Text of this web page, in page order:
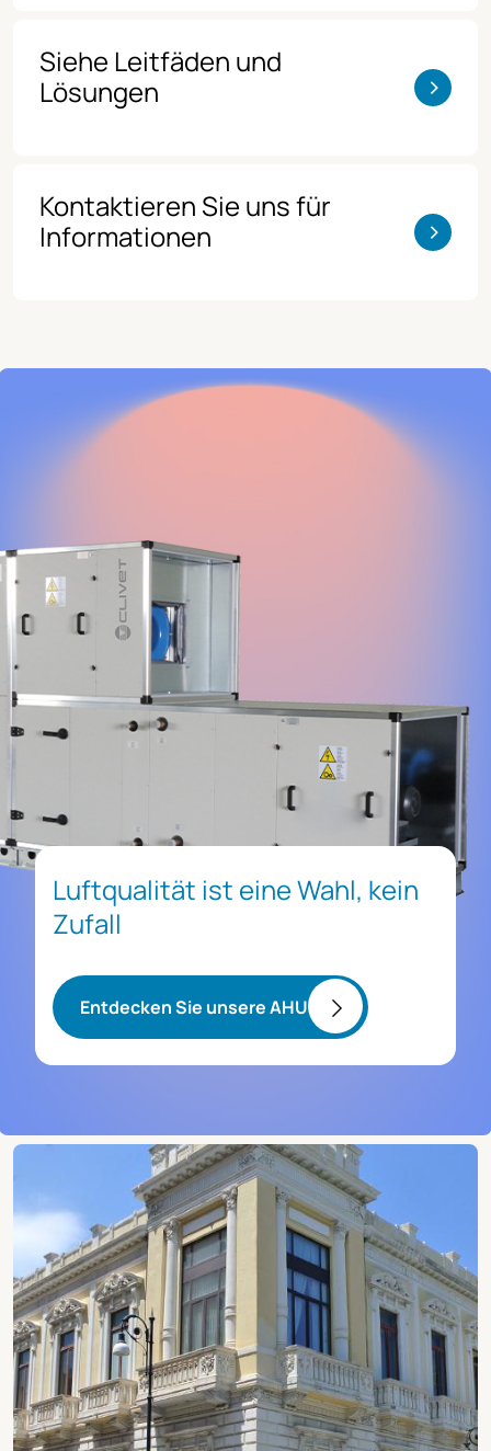
Siehe Leitfäden und
Lösungen
>
Kontaktieren Sie uns für
Informationen
>
Luftqualität ist eine Wahl, kein
Zufall
Entdecken Sie unsere AHU